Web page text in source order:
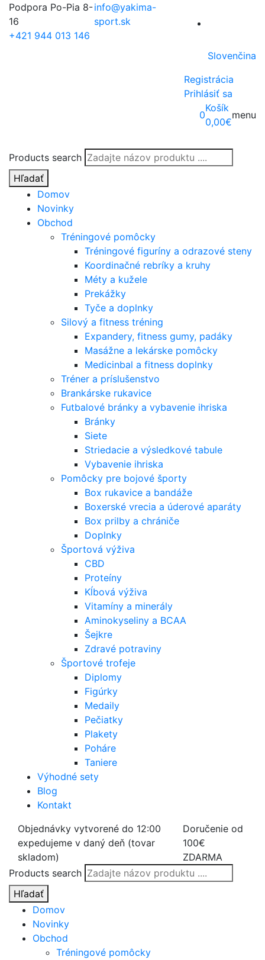
Podpora Po-Pia 8-
16
+421 944 013 146
info@yakima-
sport.sk
Slovenčina
Registrácia
Prihlásiť sa
Products search
Hľadať
0
Košík
0,00€
menu
Domov
Novinky
Obchod
Tréningové pomôcky
Tréningové figuríny a odrazové steny
Koordinačné rebríky a kruhy
Méty a kužele
Prekážky
Tyče a doplnky
Silový a fitness tréning
Expandery, fitness gumy, padáky
Masážne a lekárske pomôcky
Medicinbal a fitness doplnky
Tréner a príslušenstvo
Brankárske rukavice
Futbalové bránky a vybavenie ihriska
Bránky
Siete
Striedacie a výsledkové tabule
Vybavenie ihriska
Pomôcky pre bojové športy
Box rukavice a bandáže
Boxerské vrecia a úderové aparáty
Box prilby a chrániče
Doplnky
Športová výživa
CBD
Proteíny
Kĺbová výživa
Vitamíny a minerály
Aminokyseliny a BCAA
Šejkre
Zdravé potraviny
Športové trofeje
Diplomy
Figúrky
Medaily
Pečiatky
Plakety
Poháre
Taniere
Výhodné sety
Blog
Kontakt
Objednávky vytvorené do 12:00
expedujeme v daný deň (tovar
skladom)
Doručenie od
100€
ZDARMA
Products search
Hľadať
Domov
Novinky
Obchod
Tréningové pomôcky